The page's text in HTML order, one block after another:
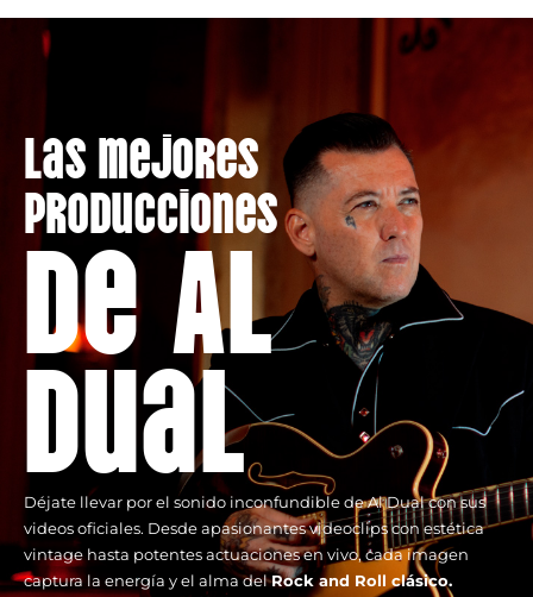
las mejores
producciones
de Al
Dual
Déjate llevar por el sonido inconfundible de Al Dual con sus
videos oficiales. Desde apasionantes videoclips con estética
vintage hasta potentes actuaciones en vivo, cada imagen
captura la energía y el alma delRock and Roll clásico.